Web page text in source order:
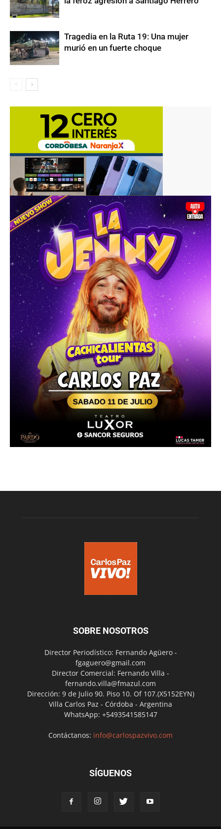
Tragedia en la Ruta 19: Una mujer
murió en un fuerte choque
SOBRE NOSOTROS
Director Periodístico: Fernando Agüero -
fgaguero@gmail.com
Director Comercial: Fernando Villa -
fernando.villa@fmazul.com
Dirección: 9 de Julio 90. Piso 10. Of 107.(X5152EYN)
Villa Carlos Paz - Córdoba - Argentina
WhatsApp: +5493541585147
Contáctanos: info@carlospazvivo.com
SÍGUENOS